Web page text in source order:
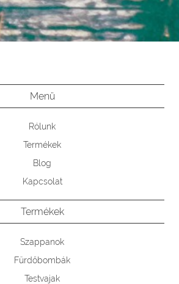
Menü
Rólunk
Termékek
Blog
Kapcsolat
Termékek
Szappanok
Fürdőbombák
Testvajak